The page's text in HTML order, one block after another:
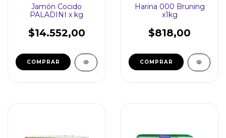
Jamón Cocido
PALADINI x kg
$14.552,00
Harina 000 Bruning
x1kg
$818,00